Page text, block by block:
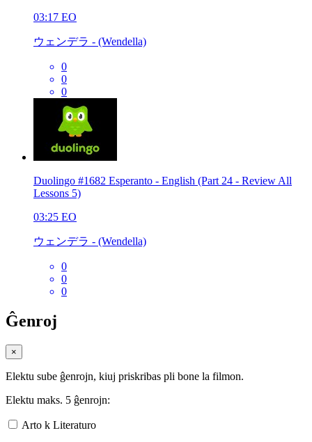
03:17 EO
ウェンデラ - (Wendella)
0
0
0
Duolingo #1682 Esperanto - English (Part 24 - Review All
Lessons 5)
03:25 EO
ウェンデラ - (Wendella)
0
0
0
Ĝenroj
×
Elektu sube ĝenrojn, kiuj priskribas pli bone la filmon.
Elektu maks. 5 ĝenrojn:
Arto k Literaturo